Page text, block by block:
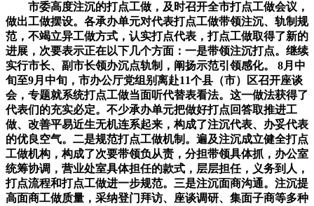
市委高度注沉的打点工做，及时召开全市打点工做会议，
做出工做摆设。各承办单元对代表打点工做带领注沉、轨制规
范，不竭立异工做方式，认实打点代表，打点工做取得了新的
进展，次要表示正在以下几个方面：一是带领注沉打点。继续
实行市长、副市长领办沉点轨制，阐扬示范引领感化。 8月中
旬至9月中旬，市办公厅党组别离赴11个县（市）区召开座谈
会，专题就系统打点工做当面听代替表看法。这一做法获得了
代表们的充实必定。不少承办单元把做好打点回答取推进工
做、改善平易近生无机连系起来，构成了注沉代表、办妥代表
的优良空气。二是规范打点工做机制。遍及注沉成立健全打点
工做机构，构成了次要带领负从责，分担带领具体抓，办公室
统筹协调，营业处室具体担任的款式，层层担任，义务到人，
打点流程和打点工做进一步规范。三是注沉面商沟通。注沉提
高面商工做质量，采纳登门拜访、座谈调研、集面子商等多种